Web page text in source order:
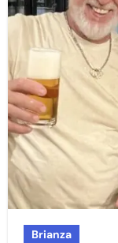
Brianza